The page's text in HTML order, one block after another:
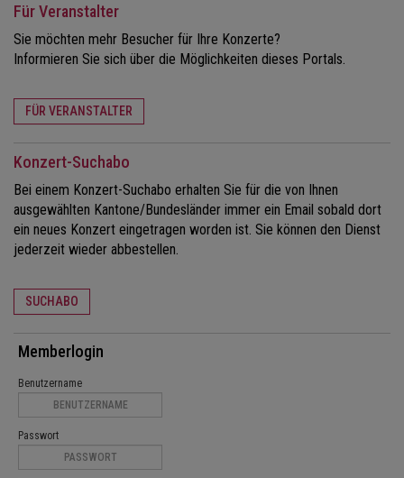
Für Veranstalter
Sie möchten mehr Besucher für Ihre Konzerte?
Informieren Sie sich über die Möglichkeiten dieses Portals.
FÜR VERANSTALTER
Konzert-Suchabo
Bei einem Konzert-Suchabo erhalten Sie für die von Ihnen
ausgewählten Kantone/Bundesländer immer ein Email sobald dort
ein neues Konzert eingetragen worden ist. Sie können den Dienst
jederzeit wieder abbestellen.
SUCHABO
Memberlogin
Benutzername
Passwort